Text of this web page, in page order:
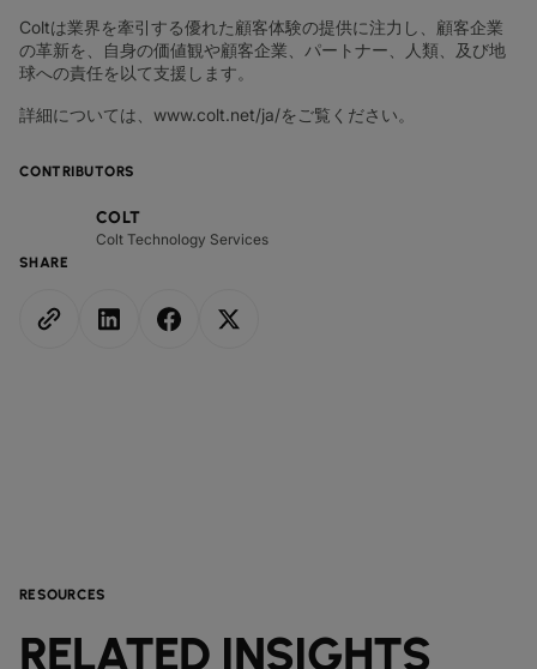
CONTRIBUTORS
COLT
Colt Technology Services
SHARE
Coltは業界を牽引する優れた顧客体験の提供に注力し、顧客企業
の革新を、自身の価値観や顧客企業、パートナー、人類、及び地
球への責任を以て支援します。
詳細については、www.colt.net/ja/をご覧ください。
RESOURCES
RELATED INSIGHTS